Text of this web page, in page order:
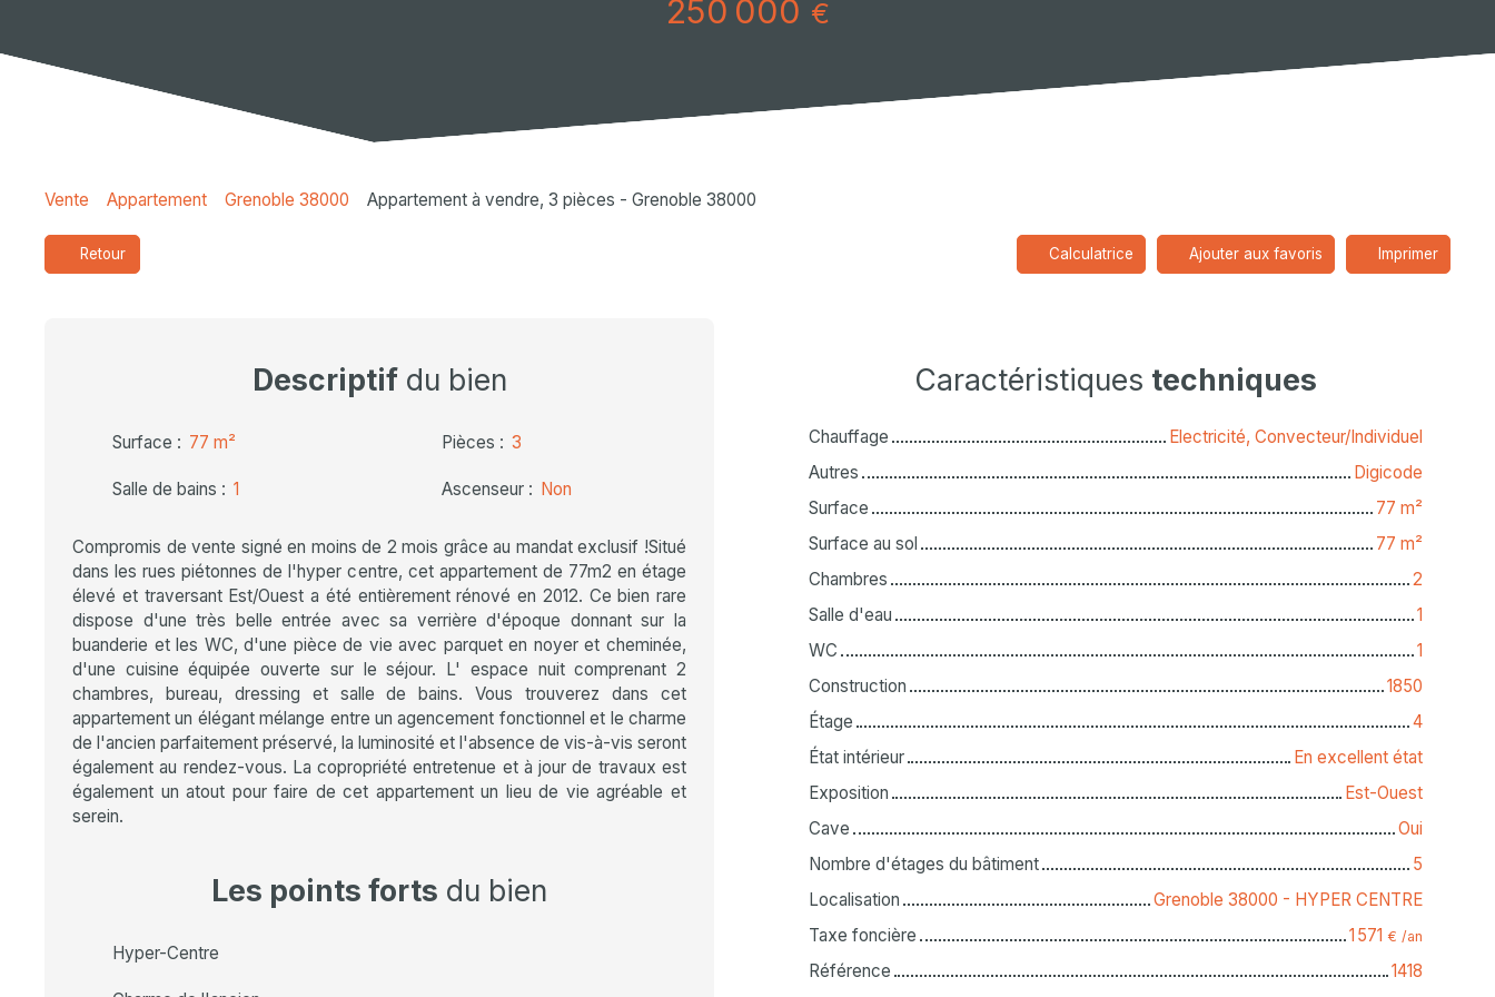
250 000 €
Vente Appartement Grenoble 38000 Appartement à vendre, 3 pièces - Grenoble 38000
Retour Calculatrice Ajouter aux favoris Imprimer
Descriptifdu bien
Surface : 77 m² Pièces : 3
Salle de bains : 1 Ascenseur : Non
Compromis de vente signé en moins de 2 mois grâce au mandat exclusif !Situé
dans les rues piétonnes de l'hyper centre, cet appartement de 77m2 en étage
élevé et traversant Est/Ouest a été entièrement rénové en 2012. Ce bien rare
dispose d'une très belle entrée avec sa verrière d'époque donnant sur la
buanderie et les WC, d'une pièce de vie avec parquet en noyer et cheminée,
d'une cuisine équipée ouverte sur le séjour. L' espace nuit comprenant 2
chambres, bureau, dressing et salle de bains. Vous trouverez dans cet
appartement un élégant mélange entre un agencement fonctionnel et le charme
de l'ancien parfaitement préservé, la luminosité et l'absence de vis-à-vis seront
également au rendez-vous. La copropriété entretenue et à jour de travaux est
également un atout pour faire de cet appartement un lieu de vie agréable et
serein.
Les points forts du bien
Hyper-Centre
Caractéristiques techniques
Chauffage
Electricité, Convecteur/Individuel
Autres
Digicode
Surface
77 m²
Surface au sol
77 m²
Chambres
2
Salle d'eau
1
WC
1
Construction
1850
Étage
4
État intérieur
En excellent état
Exposition
Est-Ouest
Cave
Oui
Nombre d'étages du bâtiment
5
Localisation
Grenoble 38000 - HYPER CENTRE
Taxe foncière
1 571 € /an
Référence 1418